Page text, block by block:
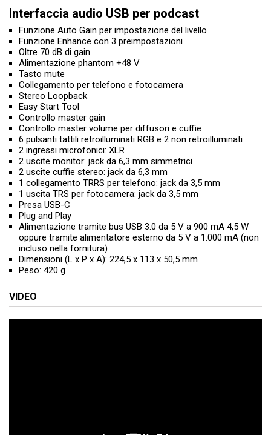
Interfaccia audio USB per podcast
Funzione Auto Gain per impostazione del livello
Funzione Enhance con 3 preimpostazioni
Oltre 70 dB di gain
Alimentazione phantom +48 V
Tasto mute
Collegamento per telefono e fotocamera
Stereo Loopback
Easy Start Tool
Controllo master gain
Controllo master volume per diffusori e cuffie
6 pulsanti tattili retroilluminati RGB e 2 non retroilluminati
2 ingressi microfonici: XLR
2 uscite monitor: jack da 6,3 mm simmetrici
2 uscite cuffie stereo: jack da 6,3 mm
1 collegamento TRRS per telefono: jack da 3,5 mm
1 uscita TRS per fotocamera: jack da 3,5 mm
Presa USB-C
Plug and Play
Alimentazione tramite bus USB 3.0 da 5 V a 900 mA 4,5 W
oppure tramite alimentatore esterno da 5 V a 1.000 mA (non
incluso nella fornitura)
Dimensioni (L x P x A): 224,5 x 113 x 50,5 mm
Peso: 420 g
VIDEO